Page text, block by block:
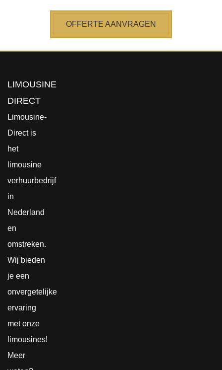
OFFERTE AANVRAGEN
LIMOUSINE
DIRECT
Limousine-
Direct is
het
limousine
verhuurbedrijf
in
Nederland
en
omstreken.
Wij bieden
je een
onvergetelijke
ervaring
met onze
limousines!
Meer